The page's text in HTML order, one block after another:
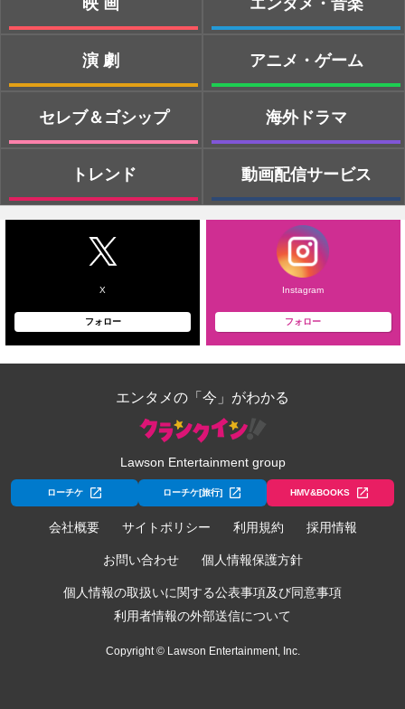
映画
演劇
セレブ＆ゴシップ
トレンド
エンタメ・音楽
アニメ・ゲーム
海外ドラマ
動画配信サービス
X
フォロー
Instagram
フォロー
エンタメの「今」がわかる
Lawson Entertainment group
ローチケ ローチケ[旅行] HMV&BOOKS
会社概要 サイトポリシー 利用規約 採用情報
お問い合わせ 個人情報保護方針
個人情報の取扱いに関する公表事項及び同意事項
利用者情報の外部送信について
Copyright © Lawson Entertainment, Inc.